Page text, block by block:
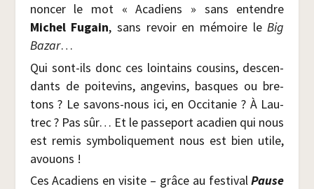
non­cer le mot « Aca­diens » sans entendre
Michel Fugain, sans revoir en mémoire leBig
Bazar…
Qui sont-ils donc ces loin­tains cou­sins, des­cen­
dants de poi­te­vins, ange­vins, basques ou bre­
tons ? Le savons-nous ici, en Occi­ta­nie ? À Lau­
trec ? Pas sûr… Et le pas­se­port aca­dien qui nous
est remis sym­bo­li­que­ment nous est bien utile,
avouons !
Ces Aca­diens en visite – grâce au fes­ti­valPause